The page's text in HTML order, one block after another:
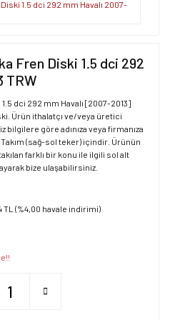
Fren Diski 1.5 dci 292
TRW
dci 292 mm Havalı [2007-2013]
Ürün ithalatçı ve/veya üretici
bilgilere göre adınıza veya firmanıza
(sağ-sol teker) içindir. Ürünün
farklı bir konu ile ilgili sol alt
bize ulaşabilirsiniz.
TL (%4,00 havale indirimi)